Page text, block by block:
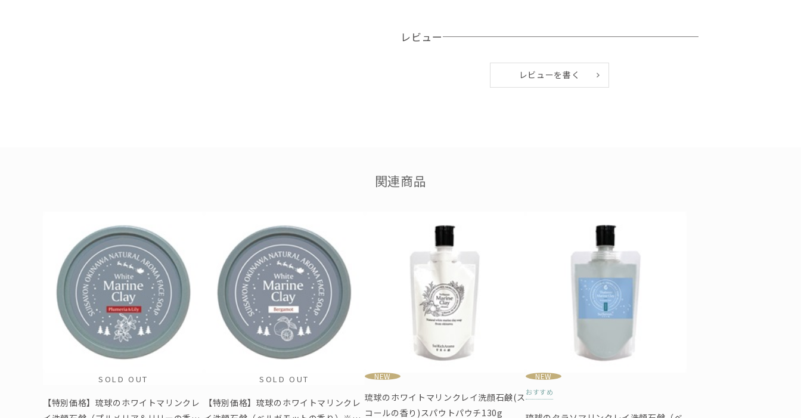
洗顔後は水またはぬるま湯でよく洗い流してください。
レビュー
レビューを書く
関連商品
SOLD OUT
【特別価格】琉球のホワイトマリンクレ
SOLD OUT
【特別価格】琉球のホワイトマリンクレ
NEW
琉球のホワイトマリンクレイ洗顔石鹸(ス
コールの香り)スパウトパウチ130g
NEW
おすすめ